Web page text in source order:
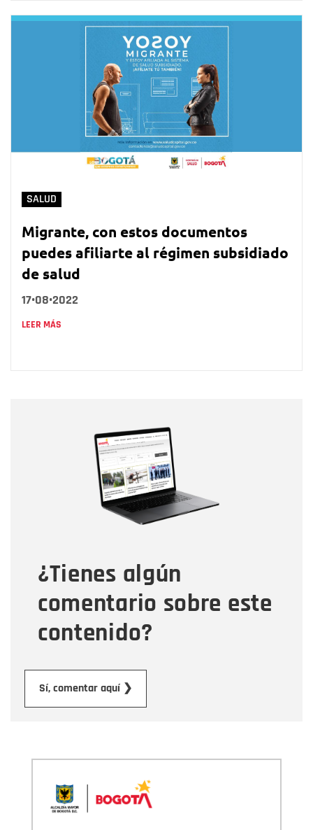
SALUD
Migrante, con estos documentos
puedes afiliarte al régimen subsidiado
de salud
17•08•2022
LEER MÁS
¿Tienes algún
comentario sobre este
contenido?
Sí, comentar aquí ❯
Correo electrónico
Tipo de comentario
Mensaje